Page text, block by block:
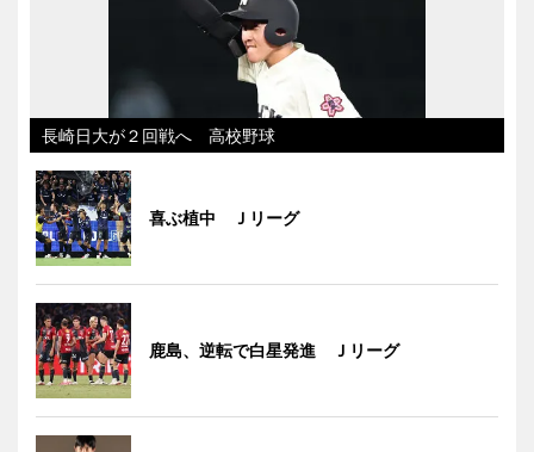
長崎日大が２回戦へ 高校野球
喜ぶ植中 Ｊリーグ
鹿島、逆転で白星発進 Ｊリーグ